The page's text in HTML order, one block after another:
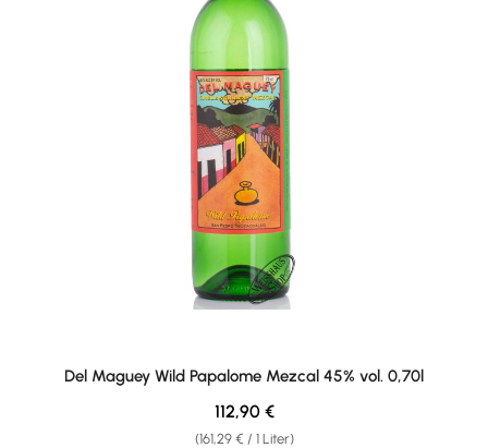
Del Maguey Wild Papalome Mezcal 45% vol. 0,70l
(161,29 € / 1 Liter)
Regulärer Preis:
112,90 €